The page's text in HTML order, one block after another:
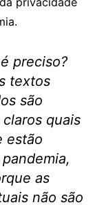
preciso?
textos
são
quais
estão
as
não são